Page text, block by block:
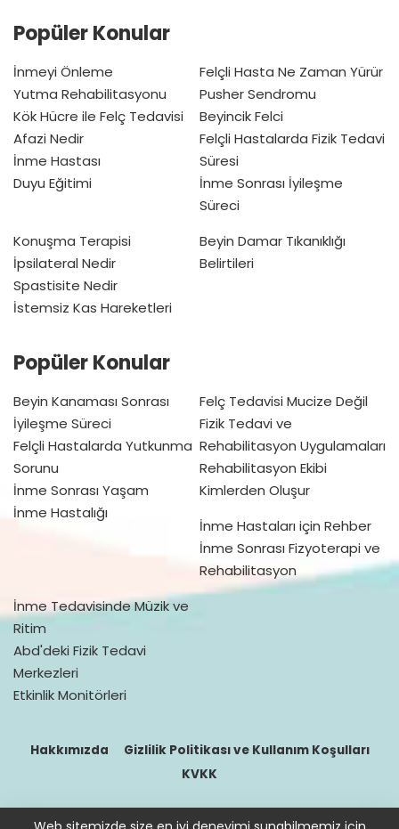
Popüler Konular
İnmeyi Önleme
Yutma Rehabilitasyonu
Kök Hücre ile Felç Tedavisi
Afazi Nedir
İnme Hastası
Duyu Eğitimi
Felçli Hasta Ne Zaman Yürür
Pusher Sendromu
Beyincik Felci
Felçli Hastalarda Fizik Tedavi
Süresi
İnme Sonrası İyileşme
Süreci
Konuşma Terapisi
İpsilateral Nedir
Spastisite Nedir
İstemsiz Kas Hareketleri
Beyin Damar Tıkanıklığı
Belirtileri
Popüler Konular
Beyin Kanaması Sonrası
İyileşme Süreci
Felçli Hastalarda Yutkunma
Sorunu
İnme Sonrası Yaşam
İnme Hastalığı
Felç Tedavisi Mucize Değil
Fizik Tedavi ve
Rehabilitasyon Uygulamaları
Rehabilitasyon Ekibi
Kimlerden Oluşur
İnme Hastaları için Rehber
İnme Sonrası Fizyoterapi ve
Rehabilitasyon
İnme Tedavisinde Müzik ve
Ritim
Abd'deki Fizik Tedavi
Merkezleri
Etkinlik Monitörleri
Hakkımızda
Gizlilik Politikası ve Kullanım Koşulları
KVKK